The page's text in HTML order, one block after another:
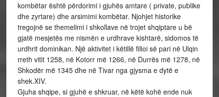
kombëtar është përdorimi i gjuhës amtare ( private, publike
dhe zyrtare) dhe arsimimi kombëtar. Njohjet historike
tregojnë se themelimi i shkollave në trojet shqiptare u bë
gjatë mesjetës me nismën e urdhrave kishtarë, sidomos të
urdhrit dominikan. Një aktivitet i këtillë filloi së pari në Ulqin
rreth vitit 1258, në Kotorr më 1266, në Durrës më 1278, në
Shkodër më 1345 dhe në Tivar nga gjysma e dytë e
shek.XIV.
Gjuha shqipe, si gjuhë e shkruar, në këtë kohë ende nuk